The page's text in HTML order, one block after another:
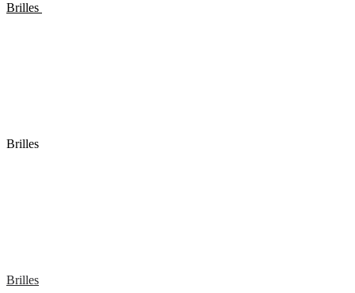
Brilles
Brilles
Brilles